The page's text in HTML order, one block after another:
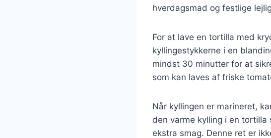
hverdagsmad og festlige
For at lave en tortilla med
kyllingestykkerne i en
mindst 30 minutter for at
som kan laves af friske
Når kyllingen er marineret,
den varme kylling i en
ekstra smag. Denne ret er